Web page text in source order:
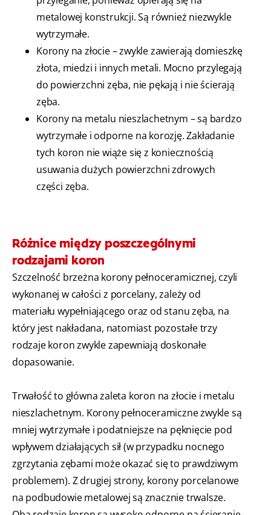
metalowej konstrukcji. Są również niezwykle
wytrzymałe.
Korony na złocie – zwykle zawierają domieszkę
złota, miedzi i innych metali. Mocno przylegają
do powierzchni zęba, nie pękają i nie ścierają
zęba.
Korony na metalu nieszlachetnym – są bardzo
wytrzymałe i odporne na korozję. Zakładanie
tych koron nie wiąże się z koniecznością
usuwania dużych powierzchni zdrowych
części zęba.
Różnice między poszczególnymi
rodzajami koron
Szczelność brzeżna korony pełnoceramicznej, czyli
wykonanej w całości z porcelany, zależy od
materiału wypełniającego oraz od stanu zęba, na
który jest nakładana, natomiast pozostałe trzy
rodzaje koron zwykle zapewniają doskonałe
dopasowanie.
Trwałość to główna zaleta koron na złocie i metalu
nieszlachetnym. Korony pełnoceramiczne zwykle są
mniej wytrzymałe i podatniejsze na pęknięcie pod
wpływem działających sił (w przypadku nocnego
zgrzytania zębami może okazać się to prawdziwym
problemem). Z drugiej strony, korony porcelanowe
na podbudowie metalowej są znacznie trwalsze.